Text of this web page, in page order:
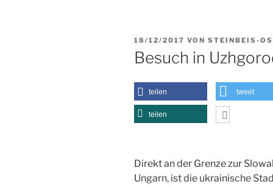
VERÖFFENTLICHT
AM
18/12/2017 VON STEINBEIS-
Besuch in
teilen tweet
teilen
Direkt an der Grenze zur
Ungarn, ist die ukrainische